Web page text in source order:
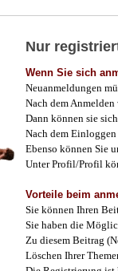
Nur
Wenn Sie sich
Neuanmeldungen
Nach dem Anmelden
Dann können sie
Nach dem
Ebenso können Sie
Unter Profil/Profil
Vorteile beim
Sie können Ihren
Sie haben die
Zu diesem Beitrag
Löschen Ihrer